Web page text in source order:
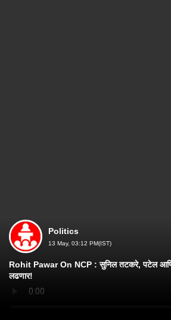
Politics
13 May, 03:12 PM(IST)
Rohit Pawar On NCP : सुनिल तटकरे, पटेल
लढणार!